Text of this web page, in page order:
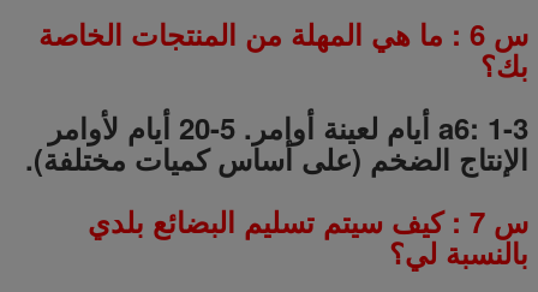
س 6 : ما هي المهلة من المنتجات الخاصة
بك؟
a6: 1-3 أيام لعينة أوامر.
5-20 أيام لأوامر
الإنتاج الضخم (على أساس كميات مختلفة).
س 7 : كيف سيتم تسليم البضائع بلدي
بالنسبة لي؟